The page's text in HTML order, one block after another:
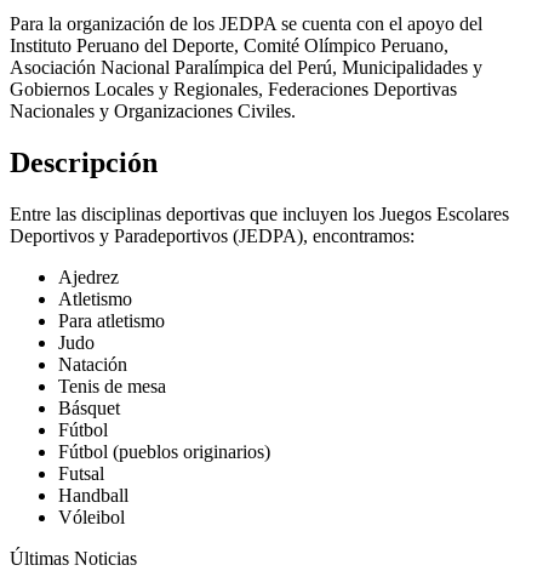
Para la organización de los JEDPA se cuenta con el apoyo del
Instituto Peruano del Deporte, Comité Olímpico Peruano,
Asociación Nacional Paralímpica del Perú, Municipalidades y
Gobiernos Locales y Regionales, Federaciones Deportivas
Nacionales y Organizaciones Civiles.
Descripción
Entre las disciplinas deportivas que incluyen los Juegos Escolares
Deportivos y Paradeportivos (JEDPA), encontramos:
Ajedrez
Atletismo
Para atletismo
Judo
Natación
Tenis de mesa
Básquet
Fútbol
Fútbol (pueblos originarios)
Futsal
Handball
Vóleibol
Últimas Noticias